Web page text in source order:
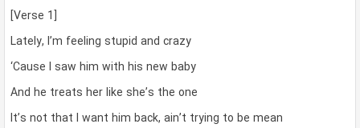
[Verse 1]
Lately, I’m feeling stupid and crazy
‘Cause I saw him with his new baby
And he treats her like she’s the one
It’s not that I want him back, ain’t trying to be mean